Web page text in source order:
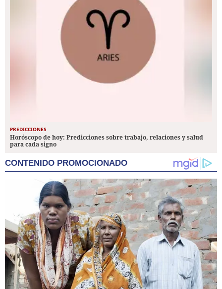
PREDICCIONES
Horóscopo de hoy: Predicciones sobre trabajo, relaciones y salud
para cada signo
CONTENIDO PROMOCIONADO